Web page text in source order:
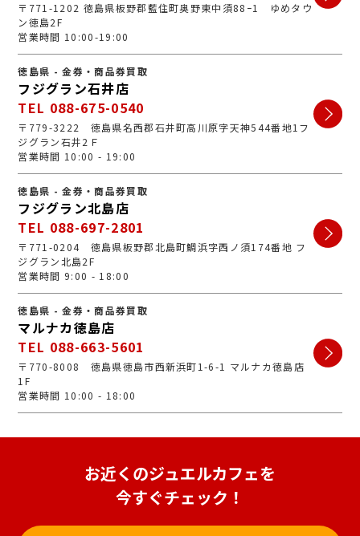
〒771-1202 徳島県板野郡藍住町奥野東中須88ｰ1 ゆめタウ
ン徳島2F
営業時間 10:00-19:00
徳島県 - 金券・商品券買取
フジグラン石井店
TEL 088-675-0540
〒779-3222 徳島県名西郡石井町高川原字天神544番地1フ
ジグラン石井2Ｆ
営業時間 10:00 - 19:00
徳島県 - 金券・商品券買取
フジグラン北島店
TEL 088-697-2801
〒771-0204 徳島県板野郡北島町鯛浜字西ノ須174番地 フ
ジグラン北島2F
営業時間 9:00 - 18:00
徳島県 - 金券・商品券買取
マルナカ徳島店
TEL 088-663-5601
〒770-8008 徳島県徳島市西新浜町1-6-1 マルナカ徳島店
1F
営業時間 10:00 - 18:00
お近くのジュエルカフェを
今すぐチェック！